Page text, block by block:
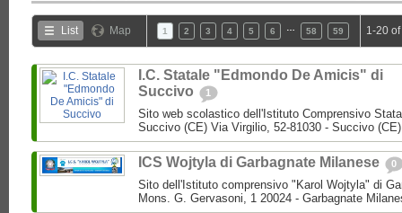
List Map 1 2 3 4 5 6 58 59 1-20
I.C. Statale "Edmondo De Amicis" di
Succivo
1
Sito web scolastico dell'Istituto Comprensivo
Succivo (CE) Via Virgilio, 52-81030 - Succivo
ICS Wojtyla di Garbagnate Milanese 0
Sito dell'Istituto comprensivo "Karol Wojtyla" di
Mons. G. Gervasoni, 1 20024 - Garbagnate